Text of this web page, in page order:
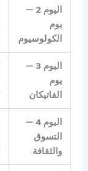
اليوم 2 —
يوم
الكولوسيوم
اليوم 3 —
يوم
الفاتيكان
اليوم 4 —
التسوق
والثقافة